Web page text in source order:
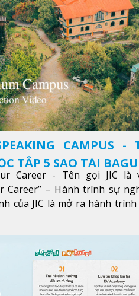
CAMPUS -
TẬP 5 SAO TẠI
Career - Tên gọi JIC là
Career” – Hành trình sự
của JIC là mở ra hành